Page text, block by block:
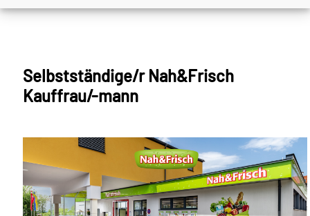
Selbstständige/r Nah&Frisch
Kauffrau/-mann